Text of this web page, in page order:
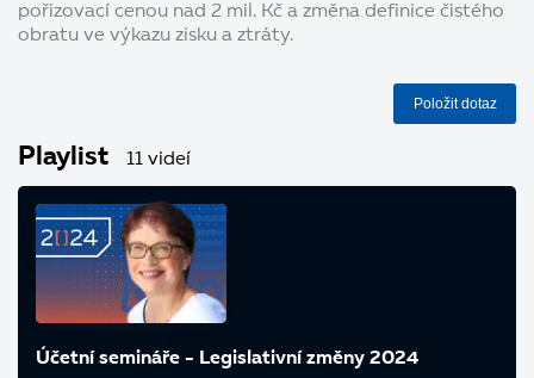
pořizovací cenou nad 2 mil. Kč a změna definice čistého
obratu ve výkazu zisku a ztráty.
Položit dotaz
Playlist 11 videí
Účetní semináře - Legislativní změny 2024